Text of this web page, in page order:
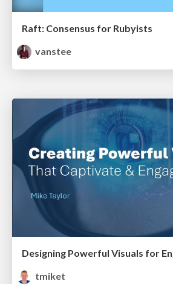
Raft: Consensus for Rubyists
vanstee
Designing Powerful Visuals for
tmiket